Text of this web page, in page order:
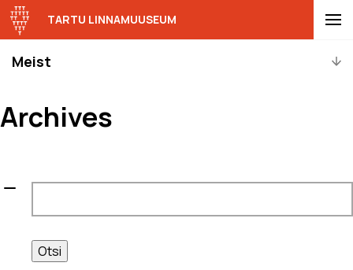
Meist
TARTU LINNAMUUSEUM
Archives
Otsi: